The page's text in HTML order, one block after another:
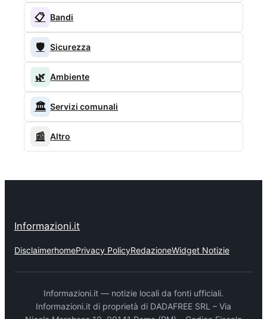
📋 Bandi
🛡️ Sicurezza
🌿 Ambiente
🏛️ Servizi comunali
📰 Altro
Informazioni.it
DisclaimerhomePrivacy PolicyRedazioneWidget Notizie
Informazioni.it — notizie locali da fonti ufficiali.
Informazioni.it di proprietà di DADAFREE SRL – Via